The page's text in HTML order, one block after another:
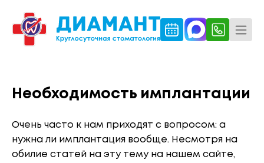
Необходимость имплантации
Очень часто к нам приходят с вопросом: а
нужна ли имплантация вообще. Несмотря на
обилие статей на эту тему на нашем сайте,